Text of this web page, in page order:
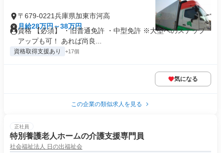
〒679-0221兵庫県加東市河高
月給28万円～38万円
資格 【必須】 ・旧普通免許 ・中型免許 ※大型へのステップ
アップも可！ あれば尚良...
資格取得支援あり +17個
気になる
この企業の類似求人を見る
正社員
特別養護老人ホームの介護支援専門員
社会福祉法人 日の出福祉会